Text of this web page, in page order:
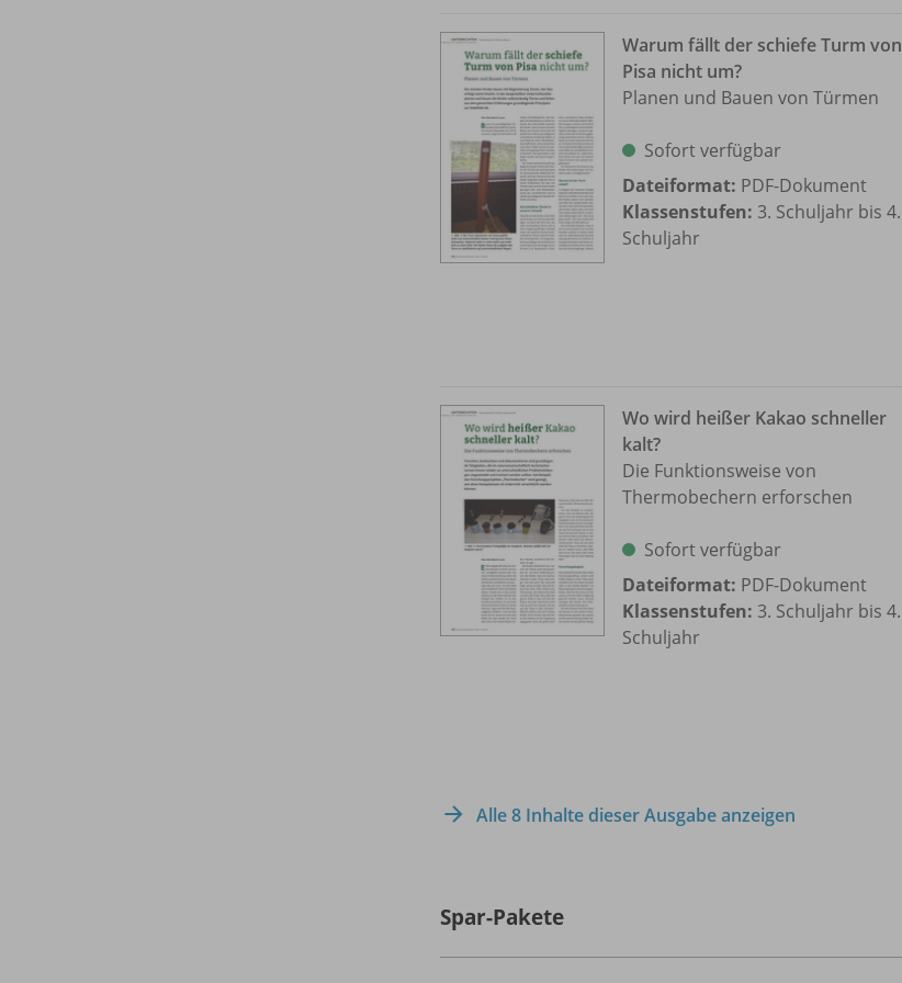
Warum fällt der schiefe Turm von
Pisa nicht um?
Planen und Bauen von Türmen
Sofort verfügbar
Dateiformat: PDF-Dokument
Klassenstufen: 3. Schuljahr bis 4.
Schuljahr
Wo wird heißer Kakao schneller
kalt?
Die Funktionsweise von
Thermobechern erforschen
Sofort verfügbar
Dateiformat: PDF-Dokument
Klassenstufen: 3. Schuljahr bis 4.
Schuljahr
Alle 8 Inhalte dieser Ausgabe anzeigen
Spar-Pakete